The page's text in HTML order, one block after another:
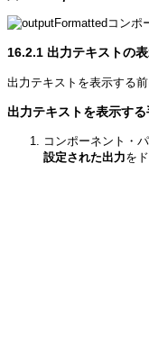
16.2.1 出力テキストの
出力テキストを表示する
出力テキストを表示す
コンポーネント・
設定された出力を